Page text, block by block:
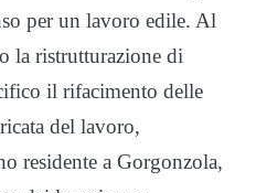
per un lavoro edile. Al
la ristrutturazione di
il rifacimento delle
del lavoro,
residente a Gorgonzola,